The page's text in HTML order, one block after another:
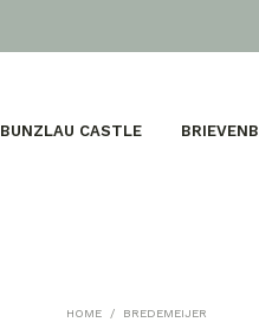
BUNZLAU CASTLE
HOME / BREDEMEIJER